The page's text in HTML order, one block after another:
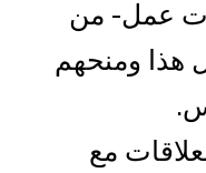
عمل- من
هذا ومنحهم
مع